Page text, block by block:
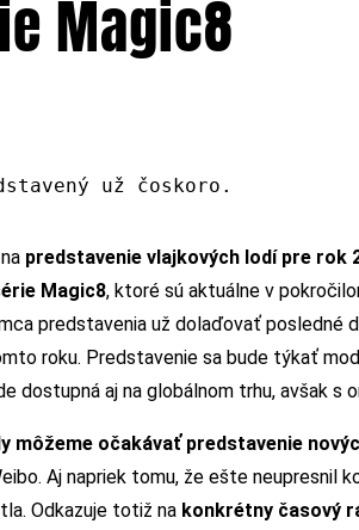
Magic8
už čoskoro.
predstavenie vlajkových lodí pre rok
Magic8, ktoré sú aktuálne v
predstavenia už dolaďovať posledné
roku. Predstavenie sa bude týkať
dostupná aj na globálnom trhu, avšak s
môžeme očakávať predstavenie
Aj napriek tomu, že ešte neupresnil
Odkazuje totiž na konkrétny časový